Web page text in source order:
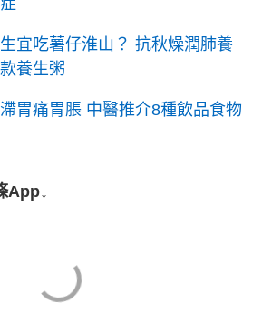
宜吃薯仔淮山？ 抗秋燥潤肺養
養生粥
胃痛胃脹 中醫推介8種飲品食物
App↓